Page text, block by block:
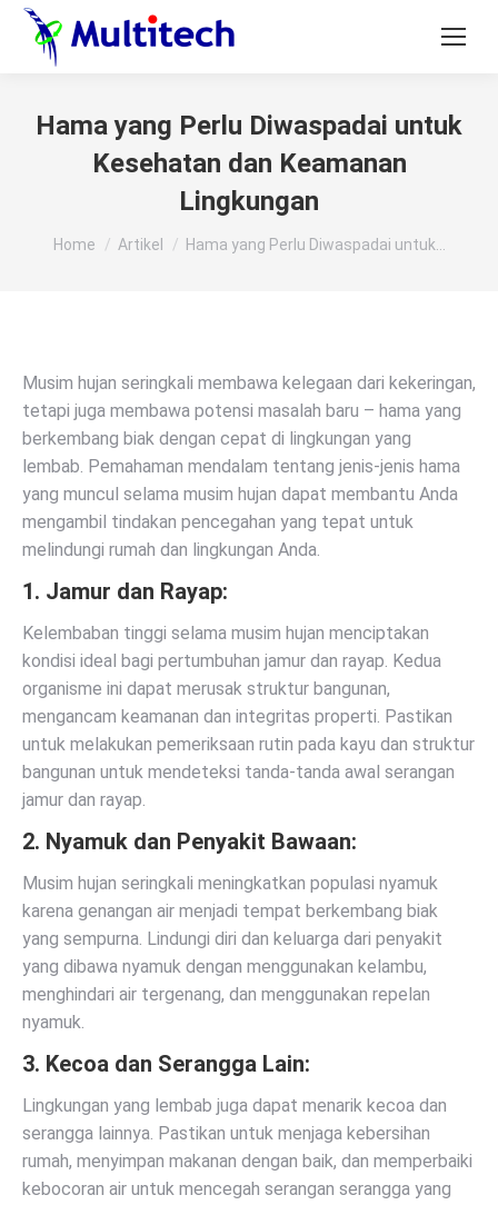
Hama yang Perlu Diwaspadai untuk
Kesehatan dan Keamanan
Lingkungan
You are here:
Home Artikel Hama yang Perlu Diwaspadai untuk…
Musim hujan seringkali membawa kelegaan dari kekeringan,
tetapi juga membawa potensi masalah baru – hama yang
berkembang biak dengan cepat di lingkungan yang
lembab. Pemahaman mendalam tentang jenis-jenis hama
yang muncul selama musim hujan dapat membantu Anda
mengambil tindakan pencegahan yang tepat untuk
melindungi rumah dan lingkungan Anda.
1. Jamur dan Rayap:
Kelembaban tinggi selama musim hujan menciptakan
kondisi ideal bagi pertumbuhan jamur dan rayap. Kedua
organisme ini dapat merusak struktur bangunan,
mengancam keamanan dan integritas properti. Pastikan
untuk melakukan pemeriksaan rutin pada kayu dan struktur
bangunan untuk mendeteksi tanda-tanda awal serangan
jamur dan rayap.
2. Nyamuk dan Penyakit Bawaan:
Musim hujan seringkali meningkatkan populasi nyamuk
karena genangan air menjadi tempat berkembang biak
yang sempurna. Lindungi diri dan keluarga dari penyakit
yang dibawa nyamuk dengan menggunakan kelambu,
menghindari air tergenang, dan menggunakan repelan
nyamuk.
3. Kecoa dan Serangga Lain:
Lingkungan yang lembab juga dapat menarik kecoa dan
serangga lainnya. Pastikan untuk menjaga kebersihan
rumah, menyimpan makanan dengan baik, dan memperbaiki
kebocoran air untuk mencegah serangan serangga yang